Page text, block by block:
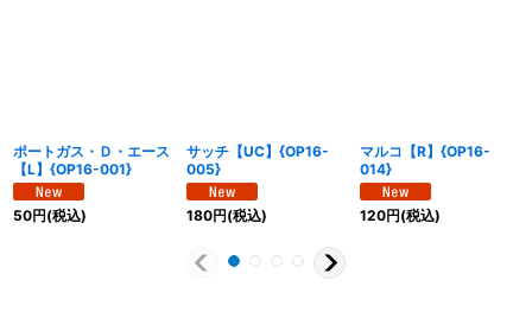
ポートガス・Ｄ・エース
【L】{OP16-001}
50円(税込)
サッチ【UC】{OP16-
005}
180円(税込)
マルコ【R】{OP16-
014}
120円(税込)